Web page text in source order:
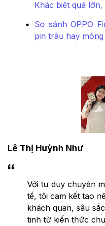
Khác biệt quá
So sánh OPPO
pin trâu hay mỏng
Lê Thị Huỳnh Như
Với tư duy chuyên
tế, tôi cam kết tạo
khách quan, sâu
tinh từ kiến thức